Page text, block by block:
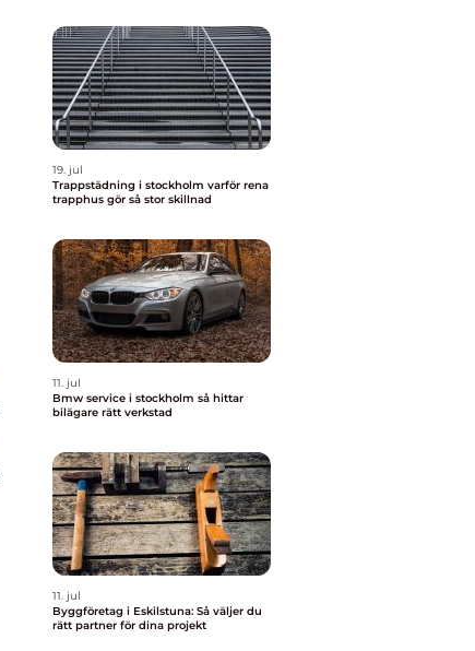
19. jul
Trappstädning i stockholm varför rena
trapphus gör så stor skillnad
11. jul
Bmw service i stockholm så hittar
bilägare rätt verkstad
11. jul
Byggföretag i Eskilstuna: Så väljer du
rätt partner för dina projekt